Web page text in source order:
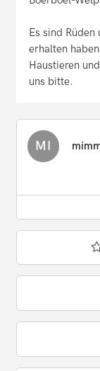
Es sind
erhalten
Haustieren
uns bitte.
MI